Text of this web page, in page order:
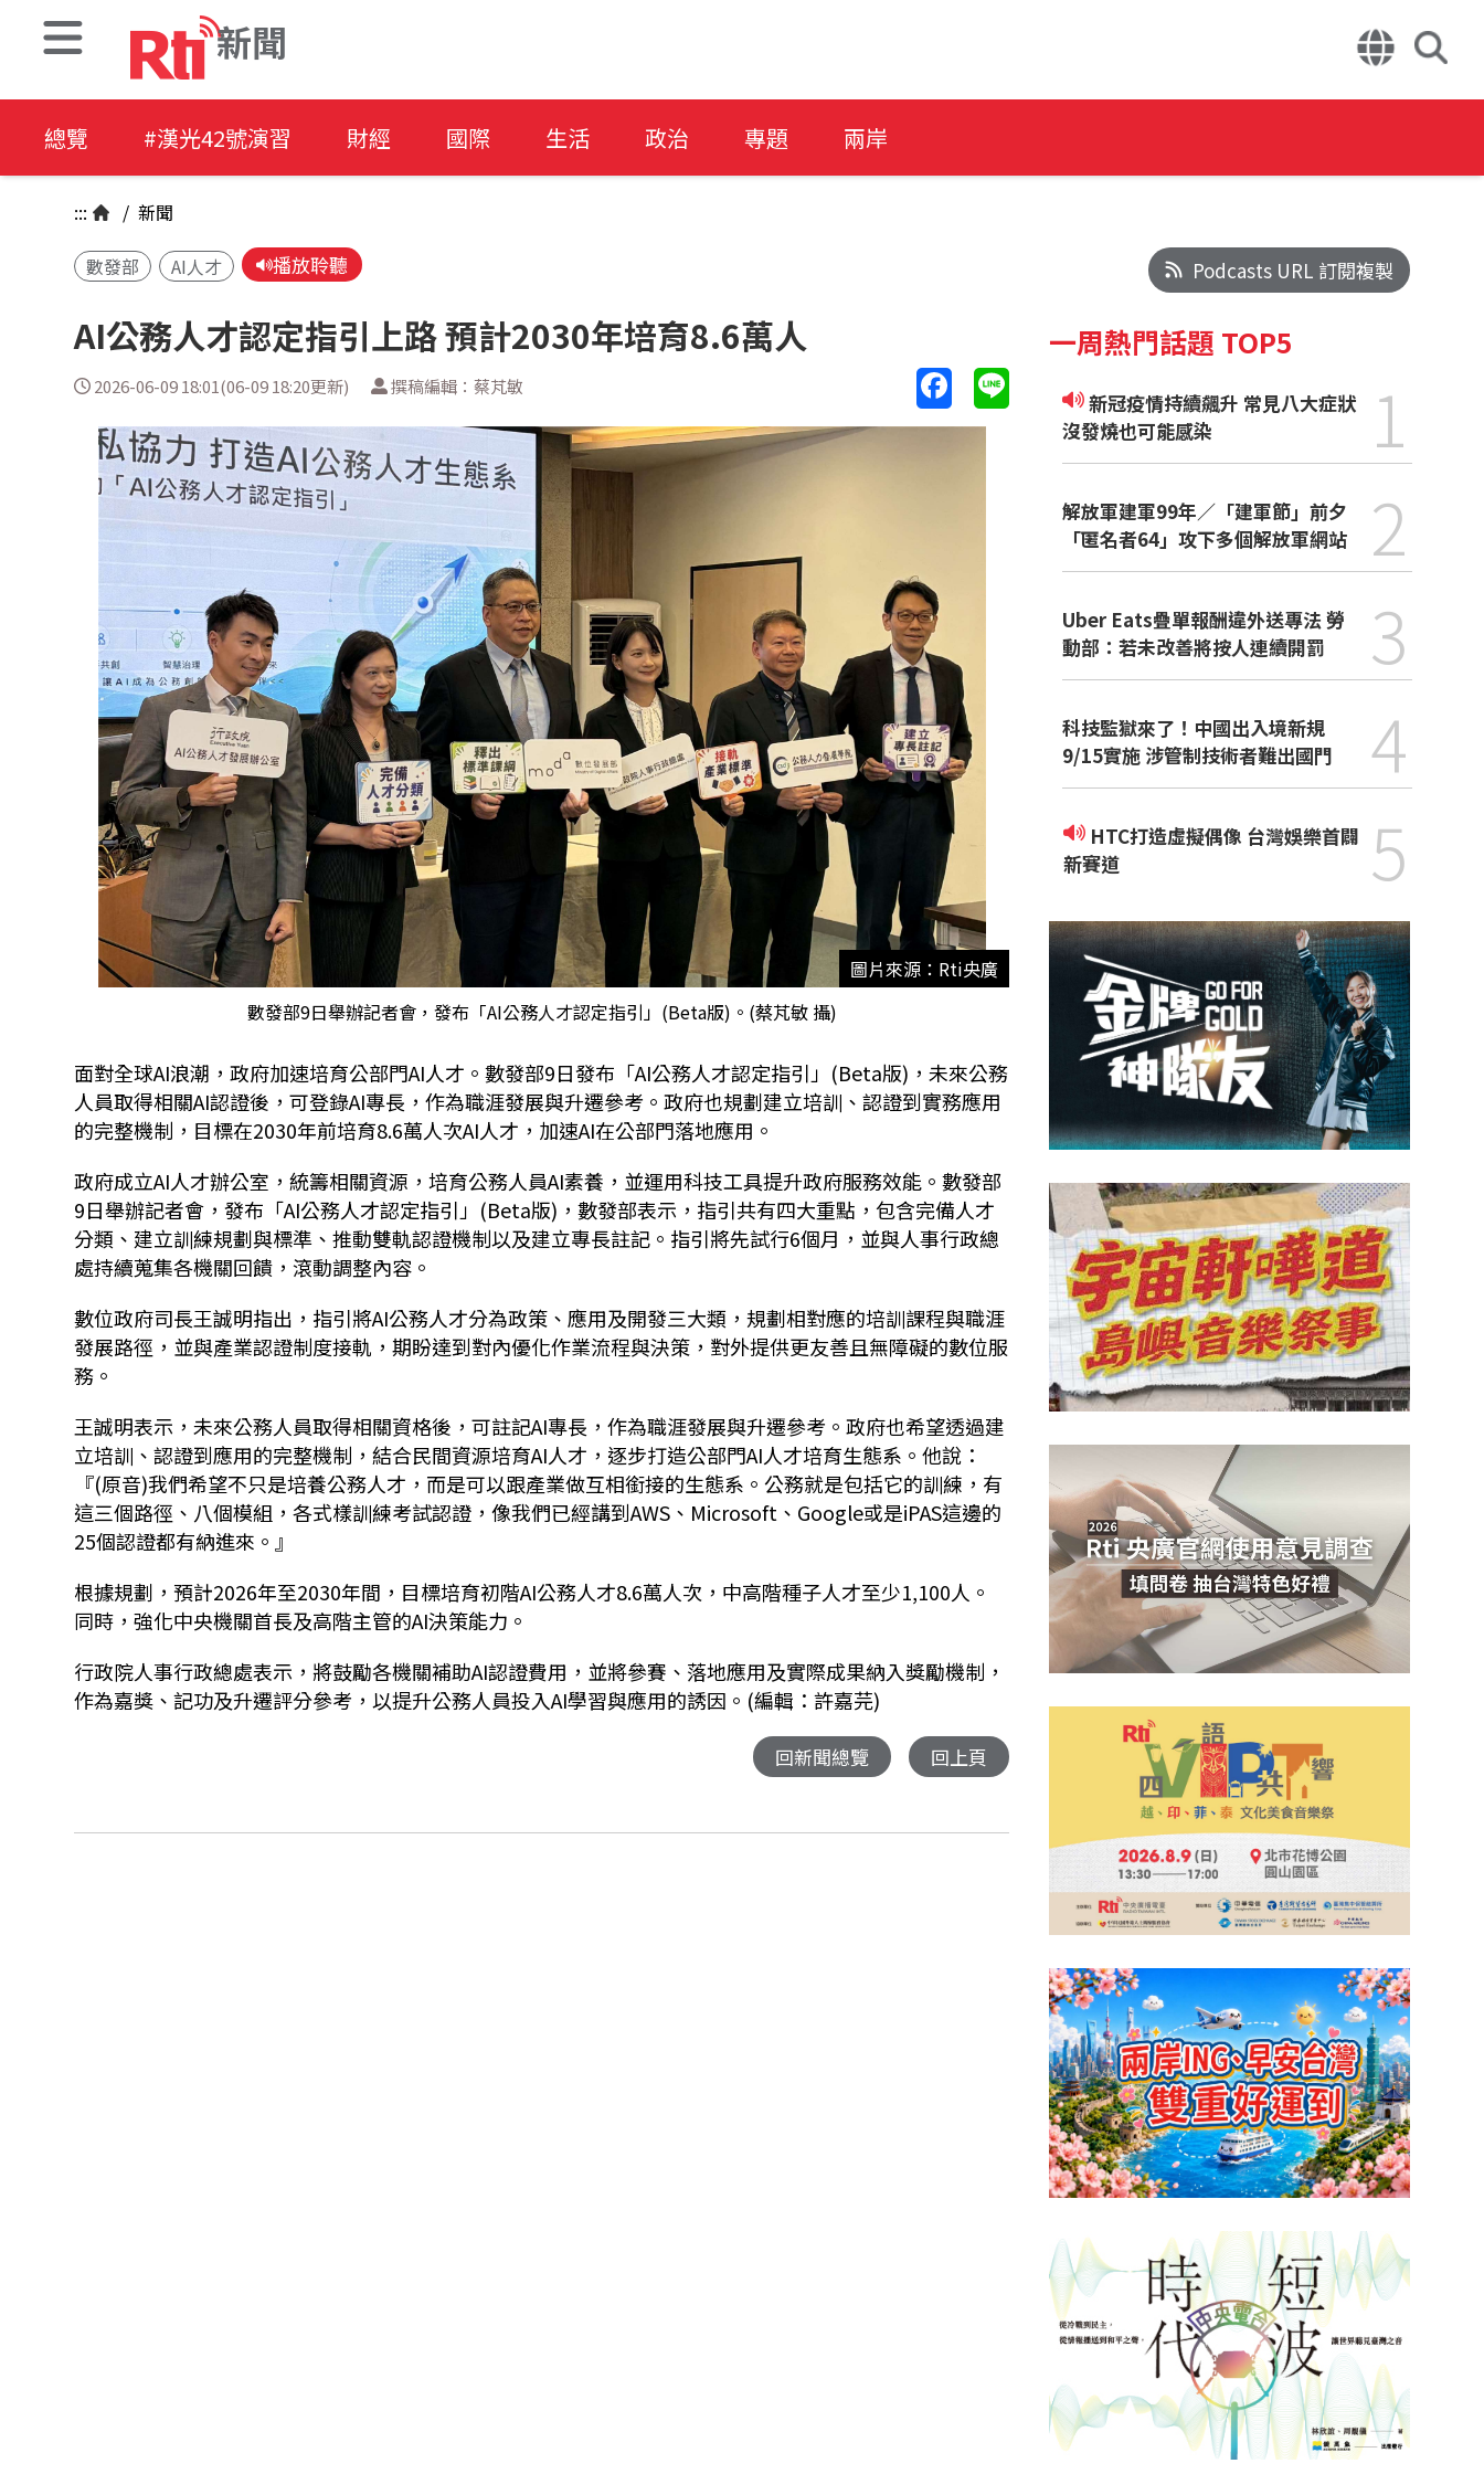
新聞
總覽 #漢光42號演習 財經 國際 生活 政治 專題 兩岸
::: / 新聞
數發部 AI人才 播放聆聽
AI公務人才認定指引上路 預計2030年培育8.6萬人
2026-06-09 18:01(06-09 18:20更新) 撰稿編輯：蔡芃敏
圖片來源：Rti央廣
數發部9日舉辦記者會，發布「AI公務人才認定指引」(Beta版)。(蔡芃敏 攝)
面對全球AI浪潮，政府加速培育公部門AI人才。數發部9日發布「AI公務人才認定指引」(Beta版)，未來公務
人員取得相關AI認證後，可登錄AI專長，作為職涯發展與升遷參考。政府也規劃建立培訓、認證到實務應用
的完整機制，目標在2030年前培育8.6萬人次AI人才，加速AI在公部門落地應用。
政府成立AI人才辦公室，統籌相關資源，培育公務人員AI素養，並運用科技工具提升政府服務效能。數發部
9日舉辦記者會，發布「AI公務人才認定指引」(Beta版)，數發部表示，指引共有四大重點，包含完備人才
分類、建立訓練規劃與標準、推動雙軌認證機制以及建立專長註記。指引將先試行6個月，並與人事行政總
處持續蒐集各機關回饋，滾動調整內容。
數位政府司長王誠明指出，指引將AI公務人才分為政策、應用及開發三大類，規劃相對應的培訓課程與職涯
發展路徑，並與產業認證制度接軌，期盼達到對內優化作業流程與決策，對外提供更友善且無障礙的數位服
務。
王誠明表示，未來公務人員取得相關資格後，可註記AI專長，作為職涯發展與升遷參考。政府也希望透過建
立培訓、認證到應用的完整機制，結合民間資源培育AI人才，逐步打造公部門AI人才培育生態系。他說：
『(原音)我們希望不只是培養公務人才，而是可以跟產業做互相銜接的生態系。公務就是包括它的訓練，有
這三個路徑、八個模組，各式樣訓練考試認證，像我們已經講到AWS、Microsoft、Google或是iPAS這邊的
25個認證都有納進來。』
根據規劃，預計2026年至2030年間，目標培育初階AI公務人才8.6萬人次，中高階種子人才至少1,100人。
同時，強化中央機關首長及高階主管的AI決策能力。
行政院人事行政總處表示，將鼓勵各機關補助AI認證費用，並將參賽、落地應用及實際成果納入獎勵機制，
作為嘉獎、記功及升遷評分參考，以提升公務人員投入AI學習與應用的誘因。(編輯：許嘉芫)
回新聞總覽 回上頁
Podcasts URL 訂閱複製
一周熱門話題 TOP5
新冠疫情持續飆升 常見八大症狀
沒發燒也可能感染
1
解放軍建軍99年／「建軍節」前夕
「匿名者64」攻下多個解放軍網站
2
Uber Eats疊單報酬違外送專法 勞
動部：若未改善將按人連續開罰
3
科技監獄來了！中國出入境新規
9/15實施 涉管制技術者難出國門
4
新賽道
5